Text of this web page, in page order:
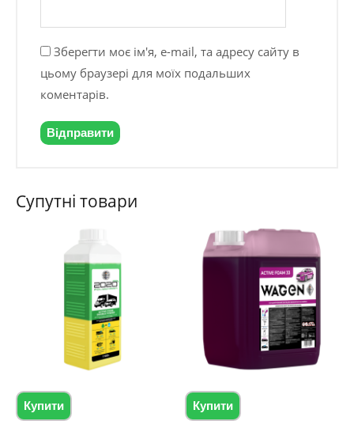
Зберегти моє ім'я, e-mail, та адресу сайту в
цьому браузері для моїх подальших
коментарів.
Супутні товари
Купити Купити